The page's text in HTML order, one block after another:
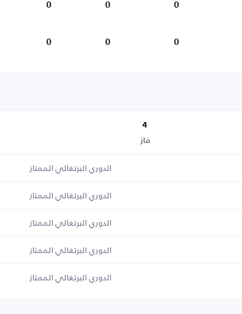
0
0
0
0
0
0
4
فاز
الدوري البرتغالي الممتاز
الدوري البرتغالي الممتاز
الدوري البرتغالي الممتاز
الدوري البرتغالي الممتاز
الدوري البرتغالي الممتاز